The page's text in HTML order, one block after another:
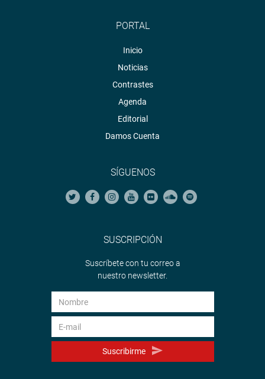
PORTAL
Inicio
Noticias
Contrastes
Agenda
Editorial
Damos Cuenta
SÍGUENOS
SUSCRIPCIÓN
Suscríbete con tu correo a
nuestro newsletter.
Suscribirme